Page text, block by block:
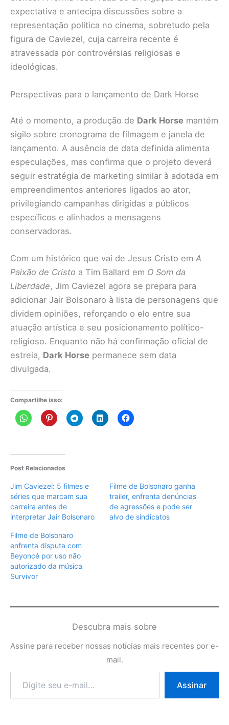
expectativa e antecipa discussões sobre a
representação política no cinema, sobretudo pela
figura de Caviezel, cuja carreira recente é
atravessada por controvérsias religiosas e
ideológicas.
Perspectivas para o lançamento de Dark Horse
Até o momento, a produção de Dark Horse mantém
sigilo sobre cronograma de filmagem e janela de
lançamento. A ausência de data definida alimenta
especulações, mas confirma que o projeto deverá
seguir estratégia de marketing similar à adotada em
empreendimentos anteriores ligados ao ator,
privilegiando campanhas dirigidas a públicos
específicos e alinhados a mensagens
conservadoras.
Com um histórico que vai de Jesus Cristo em A
Paixão de Cristo a Tim Ballard em O Som da
Liberdade, Jim Caviezel agora se prepara para
adicionar Jair Bolsonaro à lista de personagens que
dividem opiniões, reforçando o elo entre sua
atuação artística e seu posicionamento político-
religioso. Enquanto não há confirmação oficial de
estreia, Dark Horse permanece sem data
divulgada.
Compartilhe isso:
Post Relacionados
Jim Caviezel: 5 filmes e
séries que marcam sua
carreira antes de
interpretar Jair Bolsonaro
Filme de Bolsonaro ganha
trailer, enfrenta denúncias
de agressões e pode ser
alvo de sindicatos
Filme de Bolsonaro
enfrenta disputa com
Beyoncé por uso não
autorizado da música
Survivor
Descubra mais sobre
Assine para receber nossas notícias mais recentes por e-
mail.
e-
Assinar